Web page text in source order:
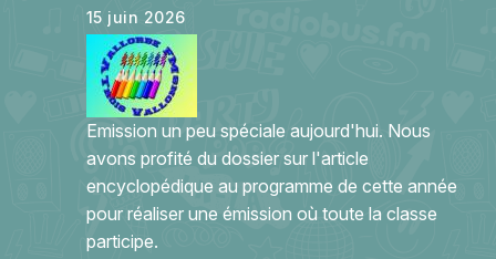
15 juin 2026
Emission un peu spéciale aujourd'hui. Nous
avons profité du dossier sur l'article
encyclopédique au programme de cette année
pour réaliser une émission où toute la classe
participe.